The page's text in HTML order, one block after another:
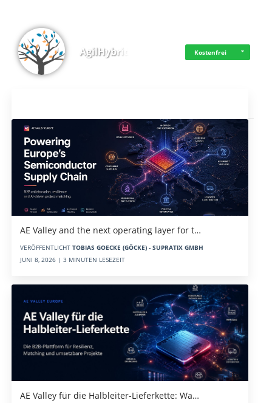
AgilHybrid Kostenfrei
AE Valley and the next operating layer for t…
VERÖFFENTLICHT TOBIAS GOECKE (GÖCKE) - SUPRATIX GMBH
JUNI 8, 2026 | 3 MINUTEN LESEZEIT
AE Valley für die Halbleiter-Lieferkette: Wa…